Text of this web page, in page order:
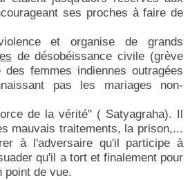
ses proches à faire de
et organise de grands
de désobéissance civile (grève
femmes indiennes outragées
pas les mariages non-
de la vérité" ( Satyagraha). Il
mauvais traitements, la prison,...
à l'adversaire qu'il participe à
qu'il a tort et finalement pour
point de vue.